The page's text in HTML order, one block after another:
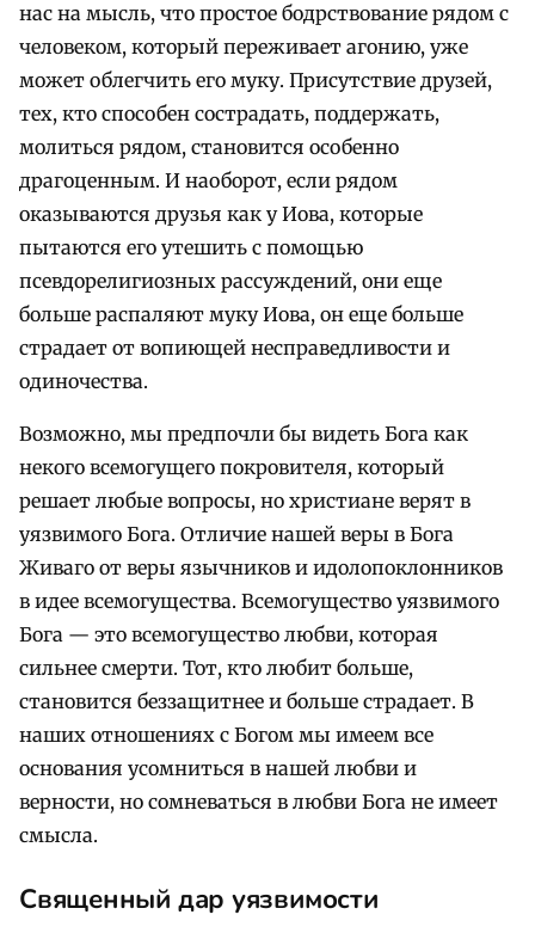
нас на мысль, что простое бодрствование рядом с
человеком, который переживает агонию, уже
может облегчить его муку. Присутствие друзей,
тех, кто способен сострадать, поддержать,
молиться рядом, становится особенно
драгоценным. И наоборот, если рядом
оказываются друзья как у Иова, которые
пытаются его утешить с помощью
псевдорелигиозных рассуждений, они еще
больше распаляют муку Иова, он еще больше
страдает от вопиющей несправедливости и
одиночества.
Возможно, мы предпочли бы видеть Бога как
некого всемогущего покровителя, который
решает любые вопросы, но христиане верят в
уязвимого Бога. Отличие нашей веры в Бога
Живаго от веры язычников и идолопоклонников
в идее всемогущества. Всемогущество уязвимого
Бога — это всемогущество любви, которая
сильнее смерти. Тот, кто любит больше,
становится беззащитнее и больше страдает. В
наших отношениях с Богом мы имеем все
основания усомниться в нашей любви и
верности, но сомневаться в любви Бога не имеет
смысла.
Священный дар уязвимости